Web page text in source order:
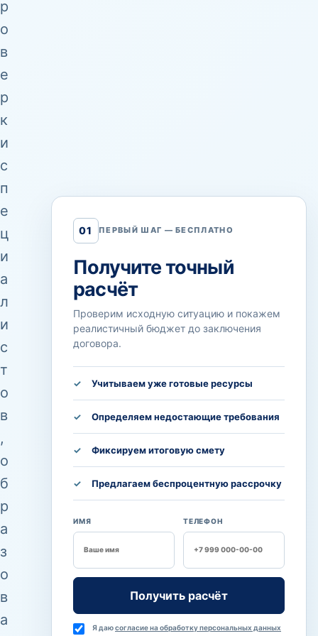
р
о
в
е
р
к
и
с
п
е
ц
и
а
л
и
с
т
о
в
,
о
б
р
а
з
о
в
а
01 ПЕРВЫЙ ШАГ — БЕСПЛАТНО
Получите точный
расчёт
Проверим исходную ситуацию и покажем
реалистичный бюджет до заключения
договора.
Учитываем уже готовые ресурсы
Определяем недостающие требования
Фиксируем итоговую смету
Предлагаем беспроцентную рассрочку
САЙТ
ИМЯ ТЕЛЕФОН
Получить расчёт
Я даюсогласие на обработку персональных данных